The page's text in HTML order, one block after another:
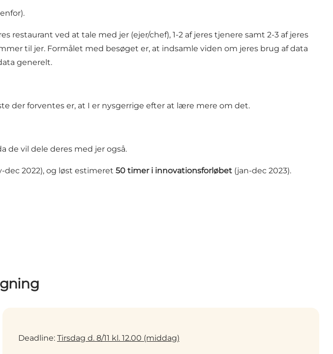
restaurant ved at tale med jer (ejer/chef), 1-2 af jeres tjenere samt 2-3 af jeres
til jer. Formålet med besøget er, at indsamle viden om jeres brug af data
generelt.
der forventes er, at I er nysgerrige efter at lære mere om det.
de vil dele deres med jer også.
2022), og løst estimeret 50 timer i innovationsforløbet (jan-dec 2023).
Deadline: Tirsdag d. 8/11 kl. 12.00 (middag)